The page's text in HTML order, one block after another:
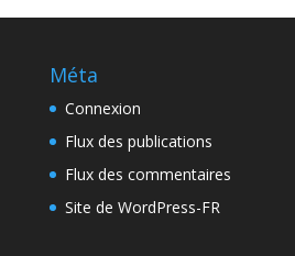
Méta
Connexion
Flux des publications
Flux des commentaires
Site de WordPress-FR